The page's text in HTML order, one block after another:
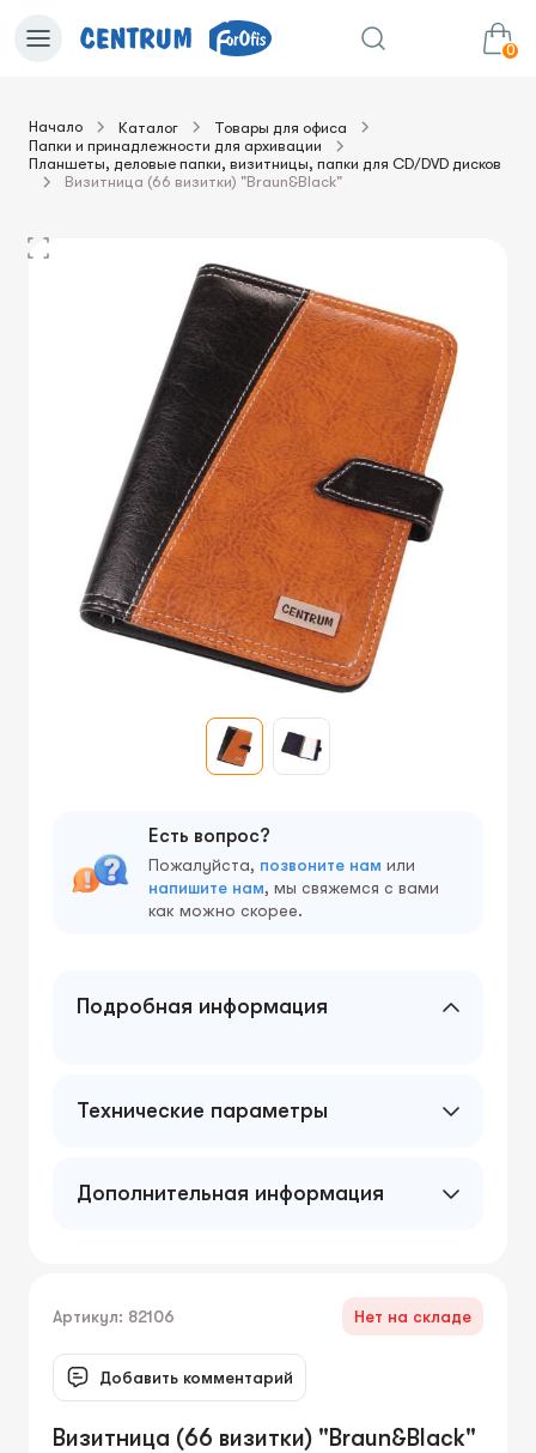
0
в корзину Сумма:0.00€
Начало Каталог
Товары для офиса
Папки и принадлежности для архивации
Планшеты, деловые папки, визитницы, папки для CD/DVD дисков
Визитница (66 визитки) "Braun&Black"
Есть вопрос?
Пожалуйста, позвоните нам или
напишите нам, мы свяжемся с вами
как можно скорее.
Подробная информация
Технические параметры
Дополнительная информация
Артикул: 82106 Нет на складе
Добавить комментарий
Визитница (66 визитки) "Braun&Black"